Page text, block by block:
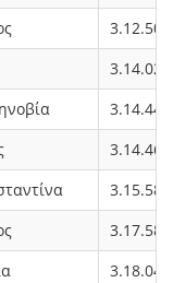
3.12.50
3.14.02
3.14.44
3.14.46
3.15.58
3.17.58
3.18.04